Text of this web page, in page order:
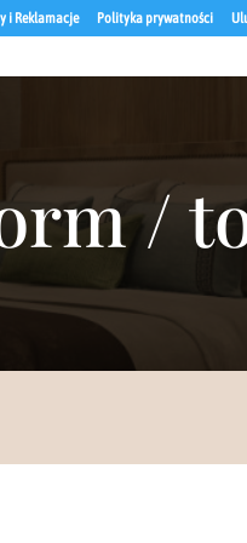
i Reklamacje Polityka prywatności
/